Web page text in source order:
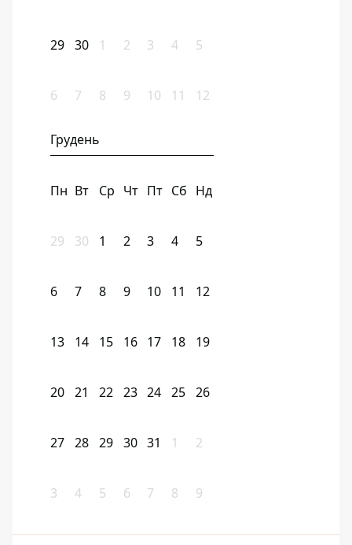
29 30 1 2 3 4 5
6 7 8 9 10 11 12
Грудень
Пн Вт Ср Чт Пт Сб Нд
29 30 1 2 3 4 5
6 7 8 9 10 11 12
13 14 15 16 17 18 19
20 21 22 23 24 25 26
27 28 29 30 31 1 2
3 4 5 6 7 8 9